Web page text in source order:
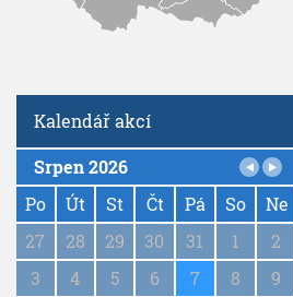
Kalendář akcí
P
a
g
Srpen 2026
Po
Út St Čt Pá So
Ne
27
28 29 30 31 1
2
3
4 5 6 7 8
9